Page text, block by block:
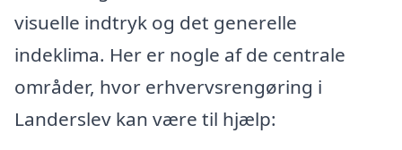
visuelle indtryk og det generelle
indeklima. Her er nogle af de centrale
områder, hvor erhvervsrengøring i
Landerslev kan være til hjælp: